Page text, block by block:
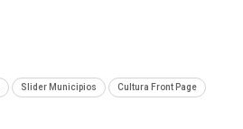
Slider Municipios Cultura Front Page